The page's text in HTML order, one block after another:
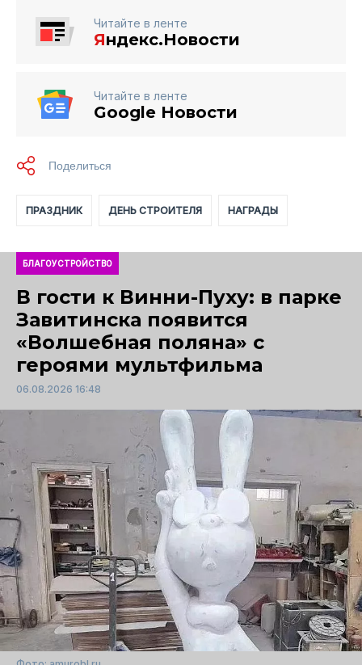
Читайте в ленте
Яндекс.Новости
Читайте в ленте
Google Новости
ПРАЗДНИК ДЕНЬ СТРОИТЕЛЯ НАГРАДЫ
БЛАГОУСТРОЙСТВО
В гости к Винни-Пуху: в парке
Завитинска появится
«Волшебная поляна» с
героями мультфильма
06.08.2026 16:48